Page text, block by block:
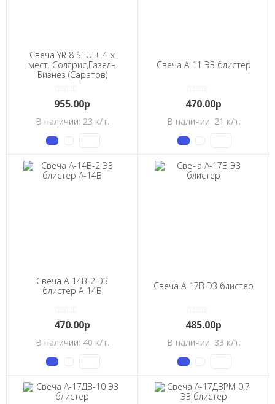
Свеча YR 8 SEU + 4-х
мест. Солярис,Газель
Бизнез (Саратов)
955.00р
В наличии: 23 к/т.
Свеча А-11 ЭЗ блистер
470.00р
В наличии: 21 к/т.
Свеча А-14В-2 ЭЗ
блистер А-14В
470.00р
В наличии: 40 к/т.
Свеча А-17В ЭЗ блистер
485.00р
В наличии: 33 к/т.